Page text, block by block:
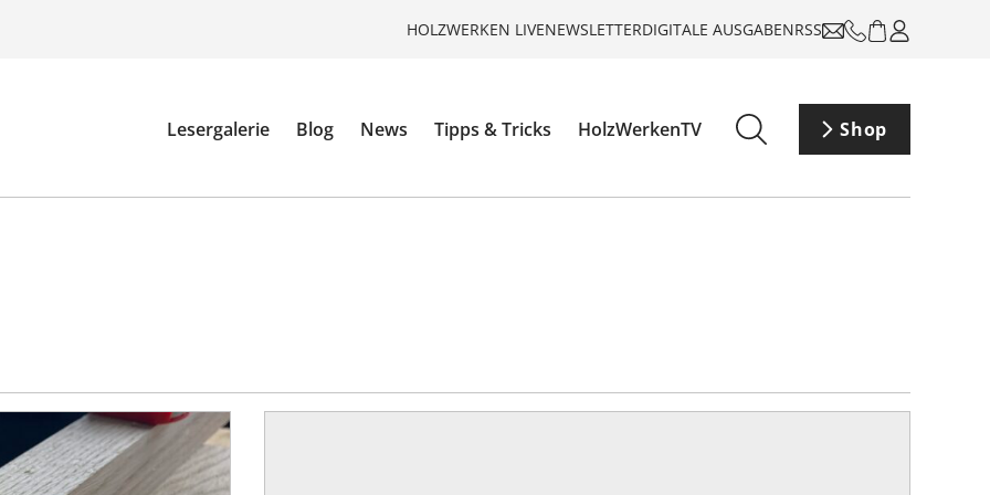
HOLZWERKEN LIVENEWSLETTERDIGITALE AUSGABENRSS
Lesergalerie Blog News Tipps & Tricks HolzWerkenTV Shop